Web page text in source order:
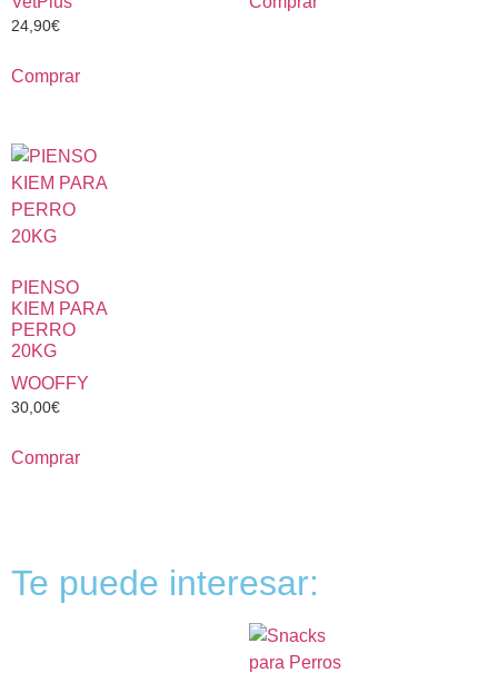
24,90€
Comprar
PIENSO
KIEM PARA
PERRO
20KG
WOOFFY
30,00€
Comprar
Te puede interesar: